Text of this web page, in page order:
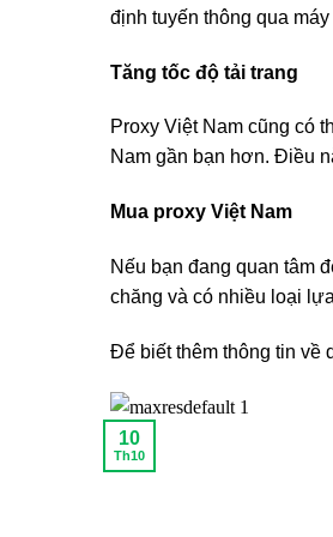
định tuyến thông qua
Tăng tốc độ tải trang
Proxy Việt Nam cũng có
Nam gần bạn hơn. Điều
Mua proxy Việt Nam
Nếu bạn đang quan tâm
chăng và có nhiều loại
Để biết thêm thông tin về
10
Th10